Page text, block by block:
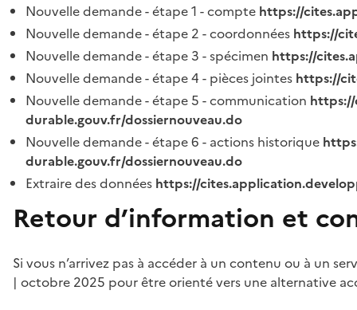
Nouvelle demande - étape 1 - compte https://
Nouvelle demande - étape 2 - coordonnées https://
Nouvelle demande - étape 3 - spécimen https://
Nouvelle demande - étape 4 - pièces jointes https://
Nouvelle demande - étape 5 - communication
durable.gouv.fr/dossiernouveau.do
Nouvelle demande - étape 6 - actions historique
durable.gouv.fr/dossiernouveau.do
Extraire des données https://
Retour d’information et
Si vous n’arrivez pas à accéder à un contenu ou à un
| octobre 2025 pour être orienté vers une alternative